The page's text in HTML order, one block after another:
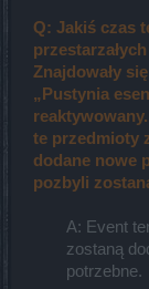
Q: Jakiś czas
Znajdowały
„Pustynia
te przedmioty
dodane nowe
pozbyli
A: Event
zostaną
potrzebne.​